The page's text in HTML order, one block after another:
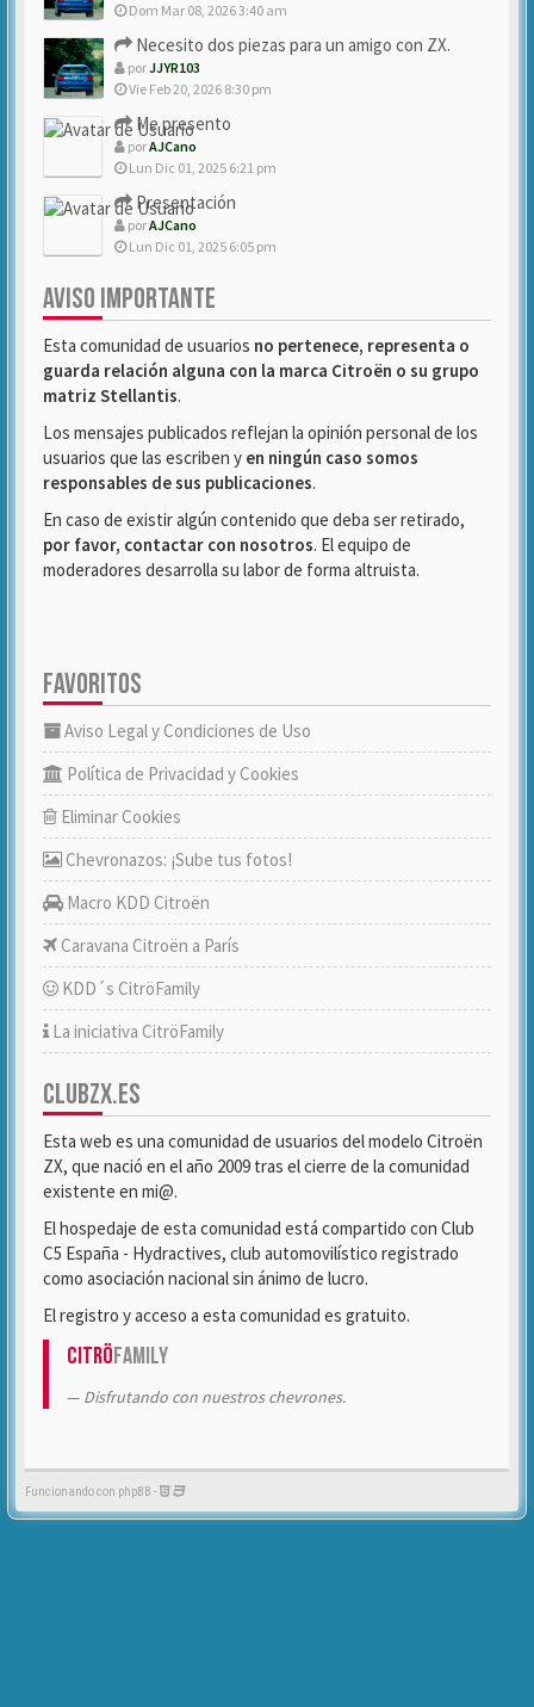
Dom Mar 08, 2026 3:40 am
Necesito dos piezas para un amigo con ZX.
porJJYR103
Vie Feb 20, 2026 8:30 pm
Me presento
porAJCano
Lun Dic 01, 2025 6:21 pm
Presentación
porAJCano
Lun Dic 01, 2025 6:05 pm
AVISO IMPORTANTE
Esta comunidad de usuarios no pertenece, representa o
guarda relación alguna con la marca Citroën o su grupo
matriz Stellantis.
Los mensajes publicados reflejan la opinión personal de los
usuarios que las escriben y en ningún caso somos
responsables de sus publicaciones.
En caso de existir algún contenido que deba ser retirado,
por favor, contactar con nosotros. El equipo de
moderadores desarrolla su labor de forma altruista.
FAVORITOS
Aviso Legal y Condiciones de Uso
Política de Privacidad y Cookies
Eliminar Cookies
Chevronazos: ¡Sube tus fotos!
Macro KDD Citroën
Caravana Citroën a París
KDD´s CitröFamily
La iniciativa CitröFamily
CLUBZX.ES
Esta web es una comunidad de usuarios del modelo Citroën
ZX, que nació en el año 2009 tras el cierre de la comunidad
existente en mi@.
El hospedaje de esta comunidad está compartido con Club
C5 España - Hydractives, club automovilístico registrado
como asociación nacional sin ánimo de lucro.
El registro y acceso a esta comunidad es gratuito.
CitröFamily
Disfrutando con nuestros chevrones.
Funcionando con phpBB -